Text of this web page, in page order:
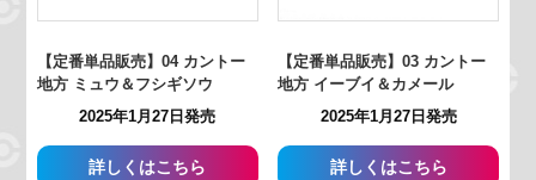
【定番単品販売】04 カントー
地方 ミュウ＆フシギソウ
2025年1月27日発売
詳しくはこちら
【定番単品販売】03 カントー
地方 イーブイ＆カメール
2025年1月27日発売
詳しくはこちら